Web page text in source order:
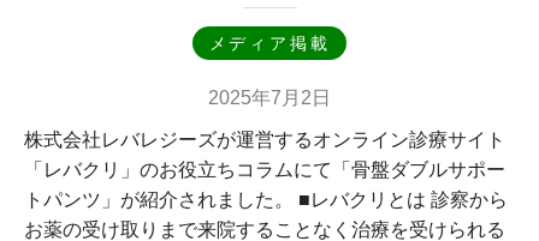
メディア掲載
2025年7月2日
株式会社レバレジーズが運営するオンライン診療サイト
「レバクリ」のお役立ちコラムにて「骨盤ダブルサポー
トパンツ」が紹介されました。 ■レバクリとは 診察から
お薬の受け取りまで来院することなく治療を受けられる